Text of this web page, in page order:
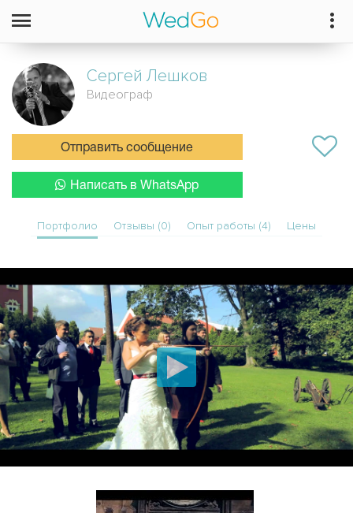
Сергей Лешков
Видеограф
Отправить сообщение
Написать в WhatsApp
Портфолио Отзывы (0) Опыт работы (4) Цены